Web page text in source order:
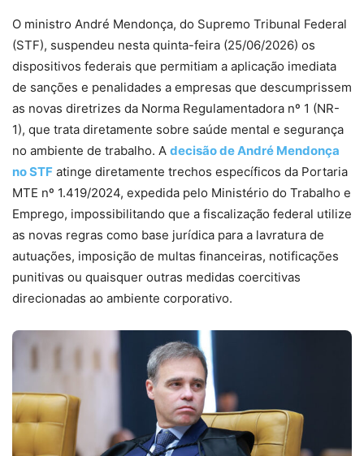
O ministro André Mendonça, do Supremo Tribunal Federal
(STF), suspendeu nesta quinta-feira (25/06/2026) os
dispositivos federais que permitiam a aplicação imediata
de sanções e penalidades a empresas que descumprissem
as novas diretrizes da Norma Regulamentadora nº 1 (NR-
1), que trata diretamente sobre saúde mental e segurança
no ambiente de trabalho. A decisão de André Mendonça
no STF atinge diretamente trechos específicos da Portaria
MTE nº 1.419/2024, expedida pelo Ministério do Trabalho e
Emprego, impossibilitando que a fiscalização federal utilize
as novas regras como base jurídica para a lavratura de
autuações, imposição de multas financeiras, notificações
punitivas ou quaisquer outras medidas coercitivas
direcionadas ao ambiente corporativo.